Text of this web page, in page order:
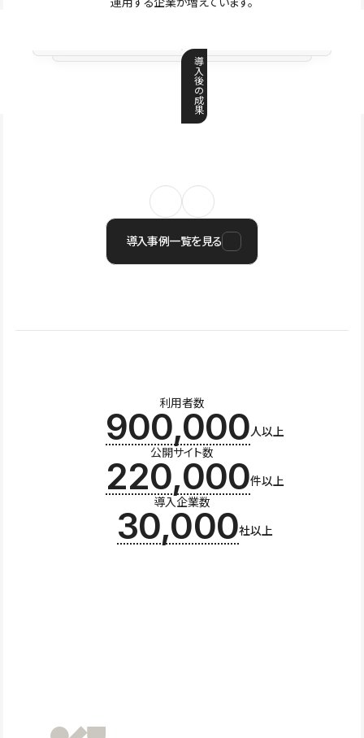
導
入
後
の
成
果
導入事例一覧を見る
利用者数
900,000人以上
公開サイト数
220,000件以上
導入企業数
30,000社以上